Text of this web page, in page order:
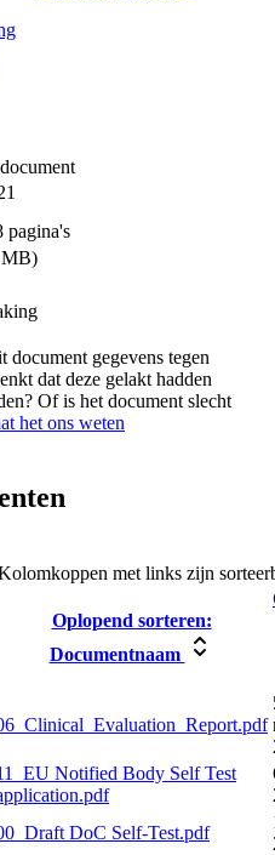
pagina's
MB)
document gegevens tegen
dat deze gelakt hadden
Of is het document slecht
het ons weten
met links zijn
Oplopend sorteren:
Documentnaam
Notified Body Self Test
DoC Self-Test.pdf